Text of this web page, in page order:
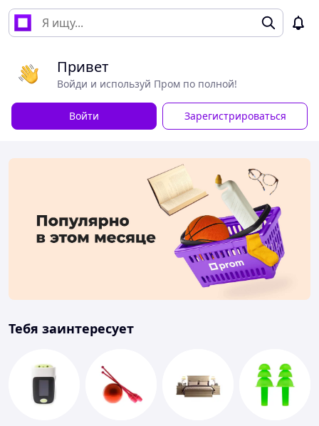
Привет
Войди и используй Пром по полной!
Войти Зарегистрироваться
Тебя заинтересует